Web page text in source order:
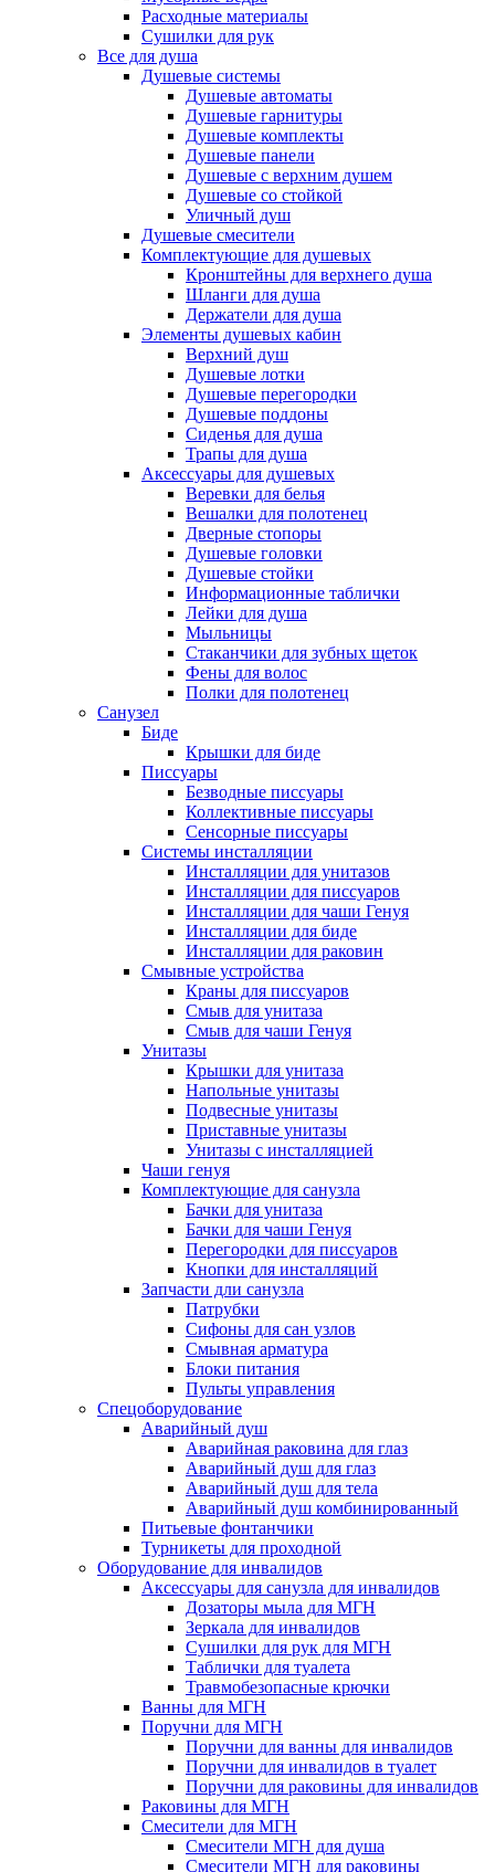
Расходные материалы
Сушилки для рук
Все для душа
Душевые системы
Душевые автоматы
Душевые гарнитуры
Душевые комплекты
Душевые панели
Душевые с верхним душем
Душевые со стойкой
Уличный душ
Душевые смесители
Комплектующие для душевых
Кронштейны для верхнего душа
Шланги для душа
Держатели для душа
Элементы душевых кабин
Верхний душ
Душевые лотки
Душевые перегородки
Душевые поддоны
Сиденья для душа
Трапы для душа
Аксессуары для душевых
Веревки для белья
Вешалки для полотенец
Дверные стопоры
Душевые головки
Душевые стойки
Информационные таблички
Лейки для душа
Мыльницы
Стаканчики для зубных щеток
Фены для волос
Полки для полотенец
Санузел
Биде
Крышки для биде
Писсуары
Безводные писсуары
Коллективные писсуары
Сенсорные писсуары
Системы инсталляции
Инсталляции для унитазов
Инсталляции для писсуаров
Инсталляции для чаши Генуя
Инсталляции для биде
Инсталляции для раковин
Смывные устройства
Краны для писсуаров
Смыв для унитаза
Смыв для чаши Генуя
Унитазы
Крышки для унитаза
Напольные унитазы
Подвесные унитазы
Приставные унитазы
Унитазы с инсталляцией
Чаши генуя
Комплектующие для санузла
Бачки для унитаза
Бачки для чаши Генуя
Перегородки для писсуаров
Кнопки для инсталляций
Запчасти дли санузла
Патрубки
Сифоны для сан узлов
Смывная арматура
Блоки питания
Пульты управления
Спецоборудование
Аварийный душ
Аварийная раковина для глаз
Аварийный душ для глаз
Аварийный душ для тела
Аварийный душ комбинированный
Питьевые фонтанчики
Турникеты для проходной
Оборудование для инвалидов
Аксессуары для санузла для инвалидов
Дозаторы мыла для МГН
Зеркала для инвалидов
Сушилки для рук для МГН
Таблички для туалета
Травмобезопасные крючки
Ванны для МГН
Поручни для МГН
Поручни для ванны для инвалидов
Поручни для инвалидов в туалет
Поручни для раковины для инвалидов
Раковины для МГН
Смесители для МГН
Смесители МГН для душа
Смесители МГН для раковины